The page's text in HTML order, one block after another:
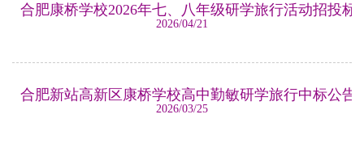
合肥康桥学校2026年七、八年级研学旅行活动招投标
2026/04/21
合肥新站高新区康桥学校高中勤敏研学旅行中标公告
2026/03/25